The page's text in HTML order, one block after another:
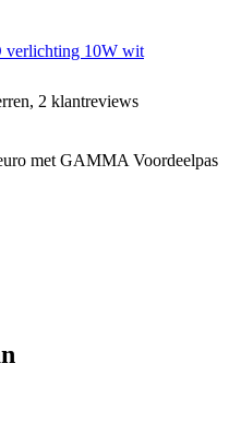
verlichting 10W wit
2 klantreviews
met GAMMA Voordeelpas